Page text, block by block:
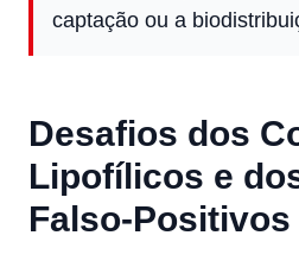
captação ou a
Desafios dos
Lipofílicos e
Falso-Positivos